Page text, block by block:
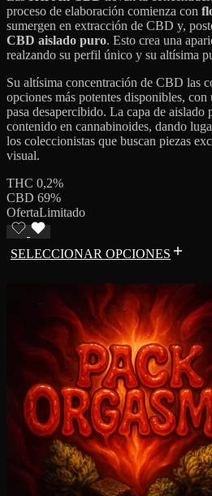
proceso de elaboración comienza con
sumergen en extracción de CBD y,
CBD aislado puro. Esto crea una
realzando su perfil único y su altísima
Su altísima concentración de CBD las
opciones más potentes disponibles,
pasa desapercibido. La capa de aislado
contenido en cannabinoides, dando
los coleccionistas que buscan piezas
visual.
THC 0,2%
CBD 69%
OfertaLimitado
SELECCIONAR OPCIONES